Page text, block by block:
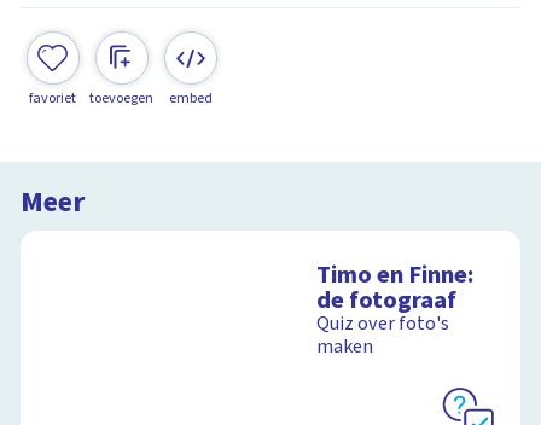
favoriet toevoegen embed
Meer
Timo en Finne:
de fotograaf
Quiz over foto's
maken